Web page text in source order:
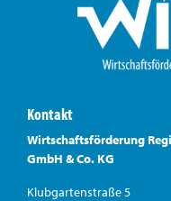
Kontakt
Wirtschaftsförderung
GmbH & Co. KG
Klubgartenstraße 5